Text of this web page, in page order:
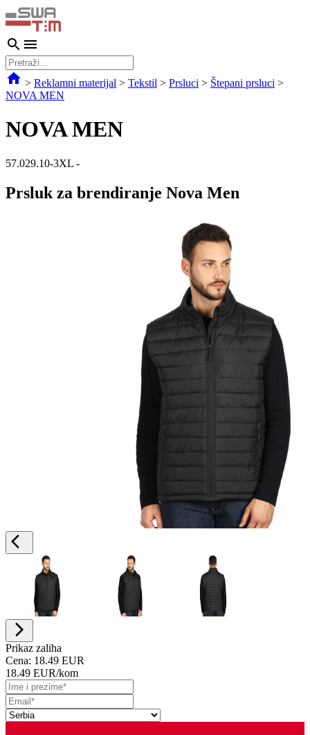
> Reklamni materijal > Tekstil > Prsluci > Štepani prsluci >
NOVA MEN
NOVA MEN
57.029.10-3XL -
Prsluk za brendiranje Nova Men
Prikaz zaliha
Cena: 18.49 EUR
18.49 EUR/kom